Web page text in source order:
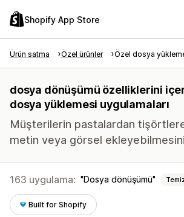
Shopify App Store
Ürün satma Özel ürünler Özel dosya
dosya dönüşümü özelliklerini
dosya yüklemesi uygulamaları
Müşterilerin pastalardan
metin veya görsel ekleyebilmesini
163 uygulama: Dosya dönüşümü
Built for Shopify